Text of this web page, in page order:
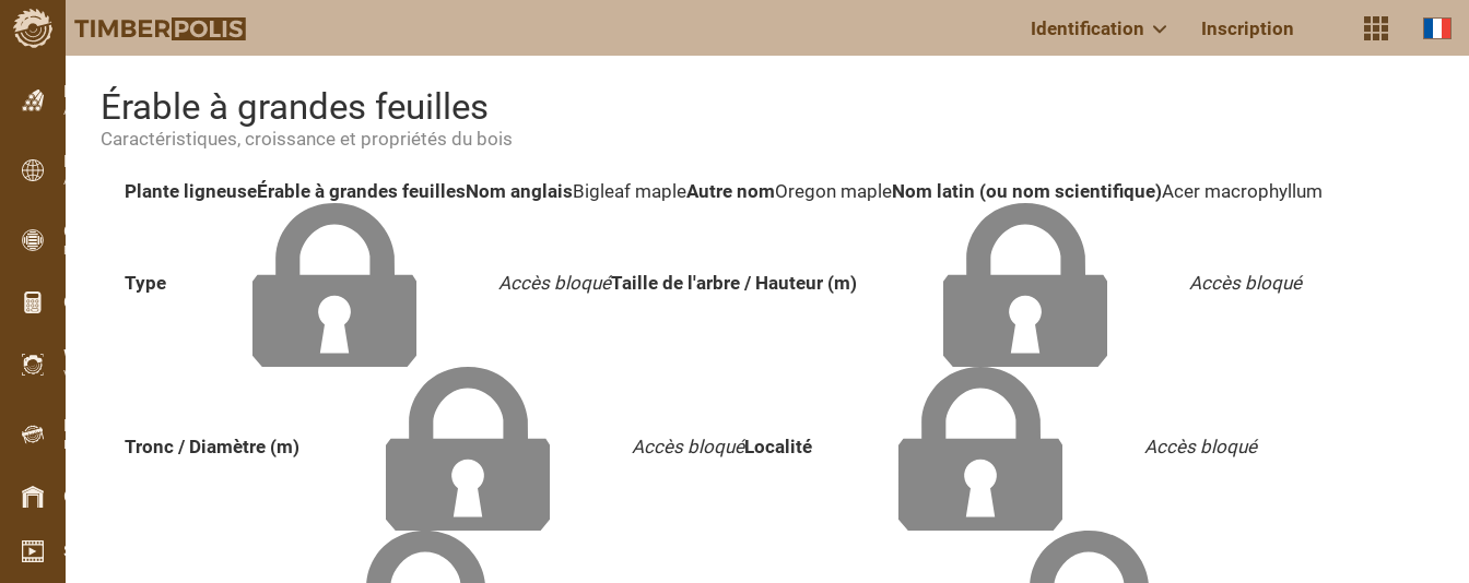
Identification Inscription
Petites annonces
Annonces texte
Petites annonces
Annonces internationales
OPTI-TIMB
Plans de débit
Calculateurs pour le bois
WoodProfi
Volume de bois avec IA
Enregistreur
Inventaire du bois sur le terrain
Gestion du stock
Schowroom vidéo
Érable à grandes feuilles
Caractéristiques, croissance et propriétés du bois
Plante ligneuseÉrable à grandes feuillesNom anglaisBigleaf mapleAutre nomOregon mapleNom latin (ou nom scientifique)Acer macrophyllum
Type Accès bloquéTaille de l'arbre / Hauteur (m) Accès bloqué
Tronc / Diamètre (m) Accès bloquéLocalité Accès bloqué